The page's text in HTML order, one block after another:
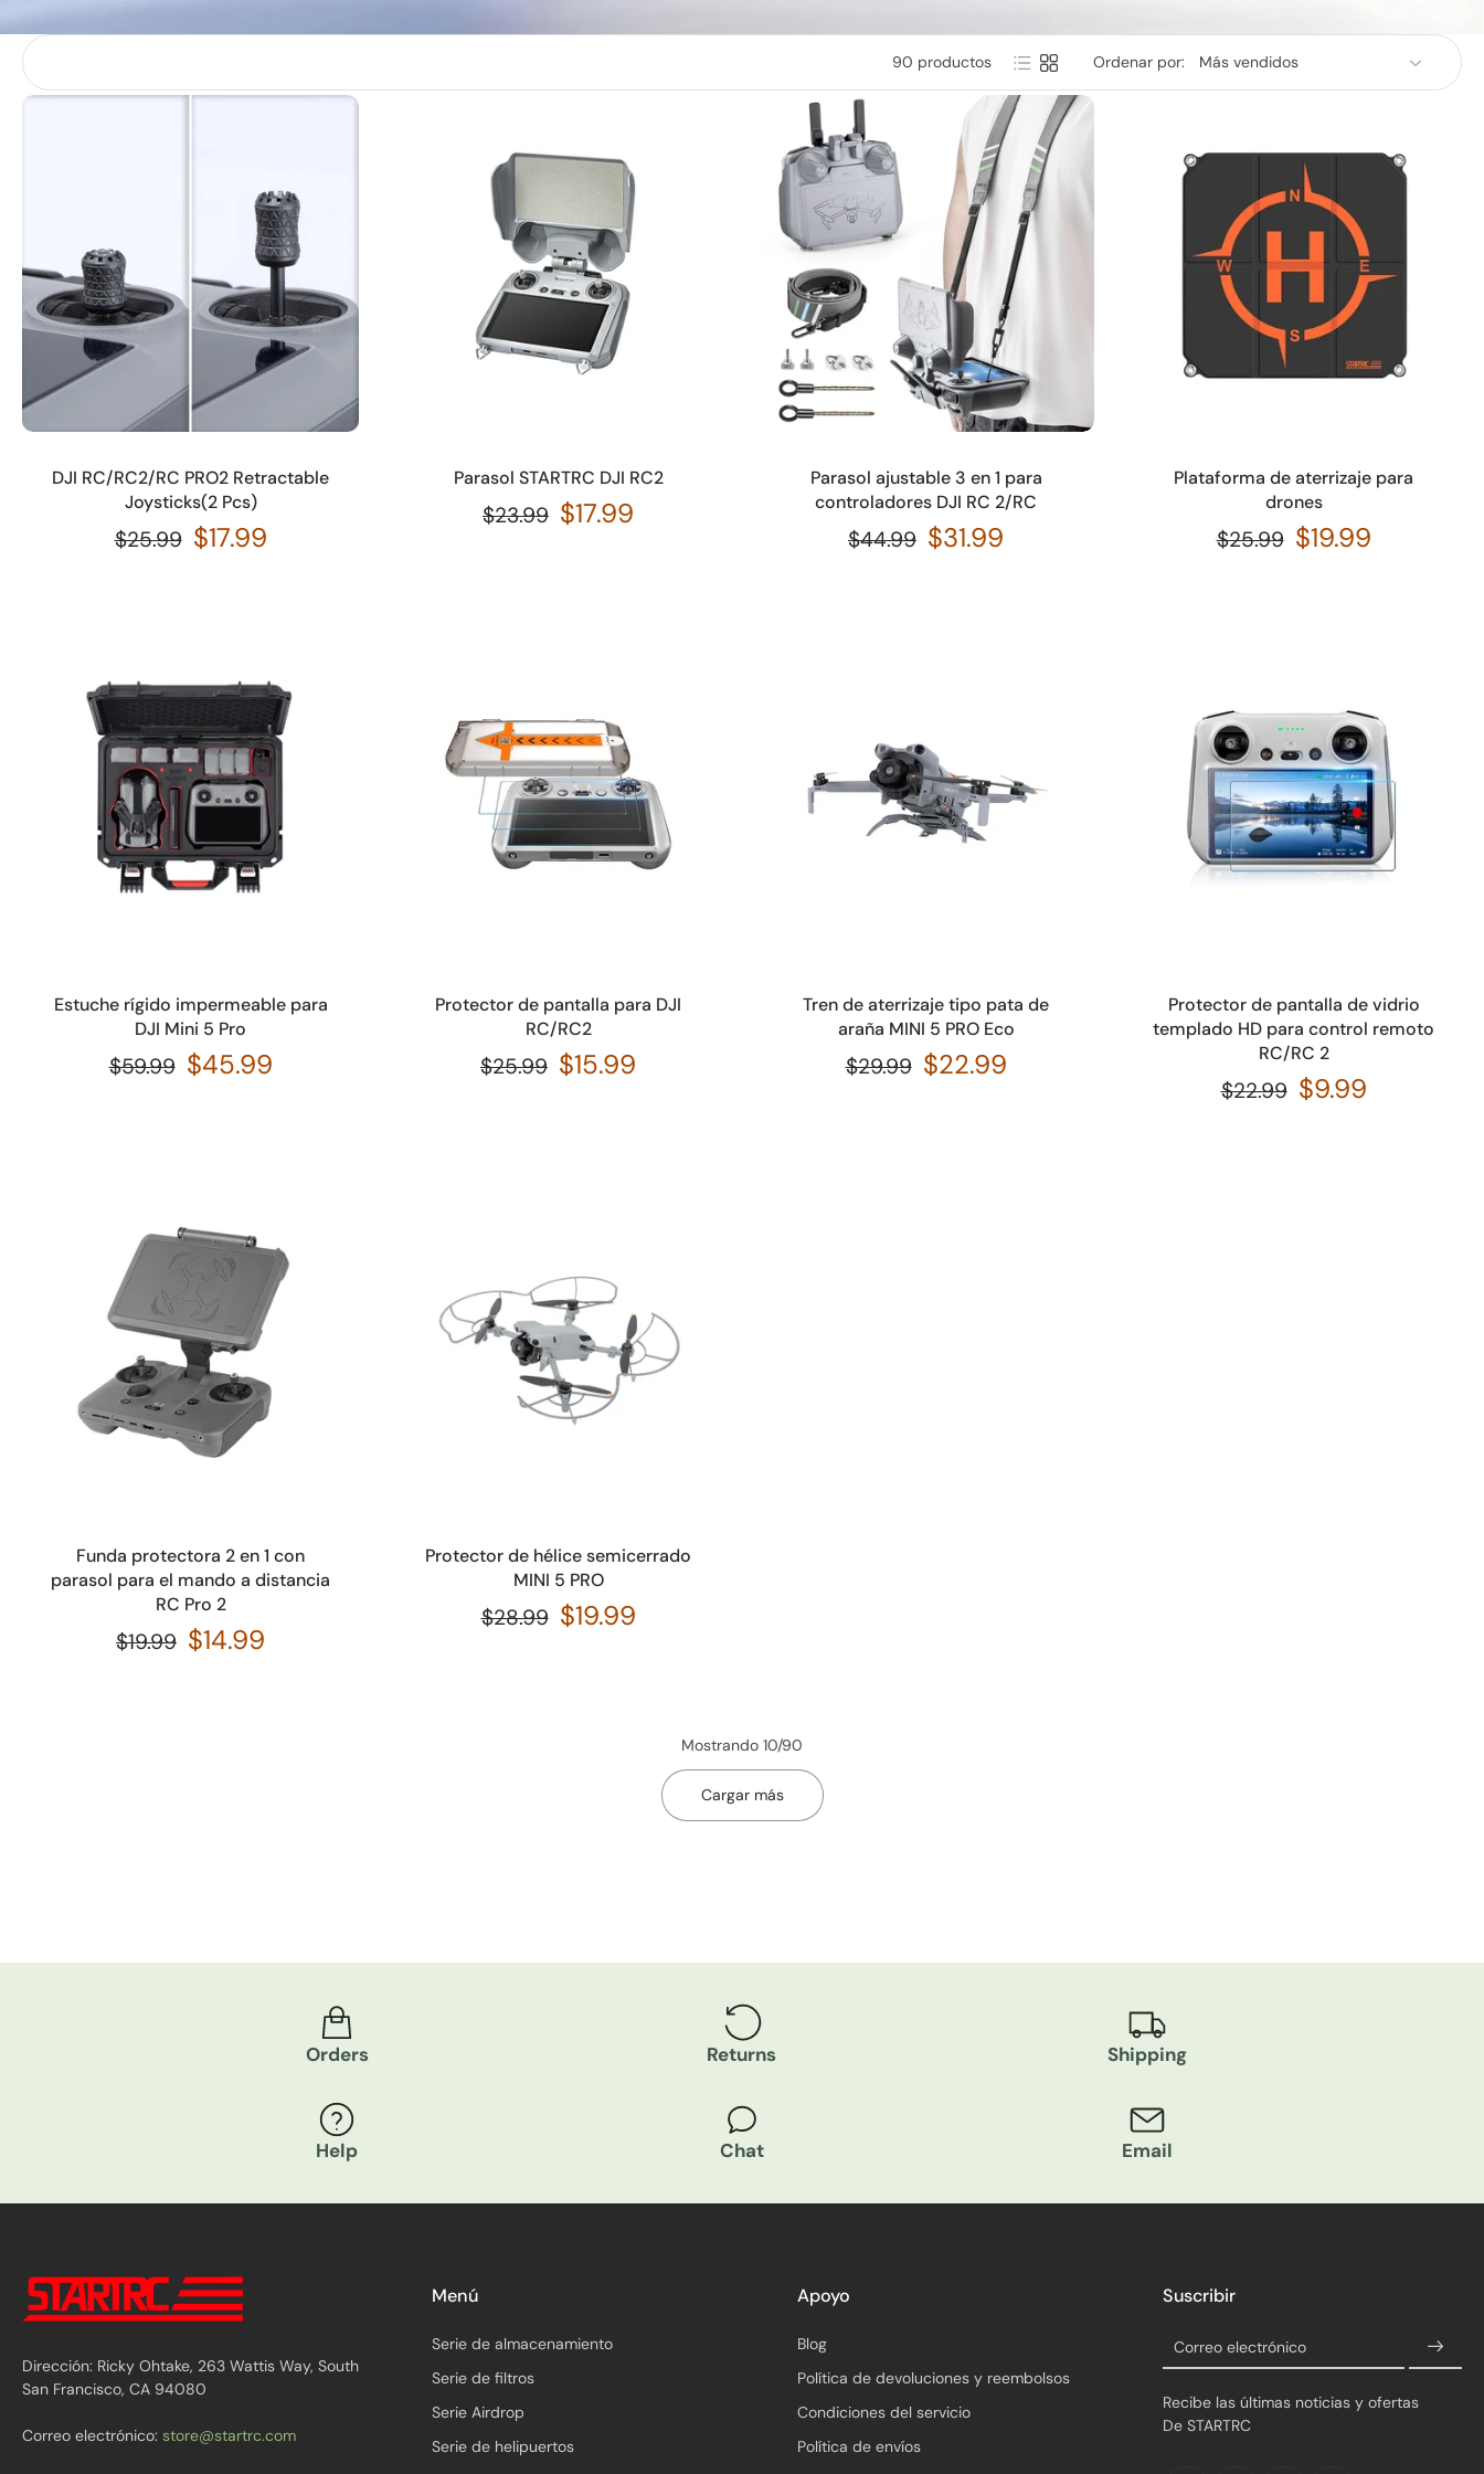
90 productos Ordenar por:
Añadir a la cesta
DJI RC/RC2/RC PRO2 Retractable
Joysticks(2 Pcs)
$25.99 $17.99
Parasol STARTRC DJI RC2
$23.99 $17.99
Añadir a la cesta
Parasol ajustable 3 en 1 para
controladores DJI RC 2/RC
$44.99 $31.99
Plataforma de aterrizaje para
drones
$25.99 $19.99
Estuche rígido impermeable para
DJI Mini 5 Pro
$59.99 $45.99
Protector de pantalla para DJI
RC/RC2
$25.99 $15.99
Tren de aterrizaje tipo pata de
araña MINI 5 PRO Eco
$29.99 $22.99
Protector de pantalla de vidrio
templado HD para control remoto
RC/RC 2
$22.99 $9.99
Funda protectora 2 en 1 con
parasol para el mando a distancia
RC Pro 2
$19.99 $14.99
Protector de hélice semicerrado
MINI 5 PRO
$28.99 $19.99
Mostrando 10/90
Cargar más
Orders Returns Shipping
Help Chat Email
Dirección: Ricky Ohtake, 263 Wattis Way, South
San Francisco, CA 94080
Correo electrónico: store@startrc.com
Menú
Serie de almacenamiento
Serie de filtros
Serie Airdrop
Serie de helipuertos
Apoyo
Blog
Política de devoluciones y reembolsos
Condiciones del servicio
Política de envíos
Suscribir
Correo electrónico
Recibe las últimas noticias y ofertas
De STARTRC